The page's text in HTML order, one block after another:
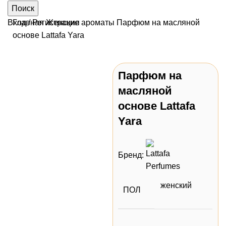
Поиск
Вход / Регистрация
ГлавнаяЖенские ароматы Парфюм на масляной
основе Lattafa Yara
Парфюм на
масляной
основе Lattafa
Yara
Бренд:
ПОЛ
женский